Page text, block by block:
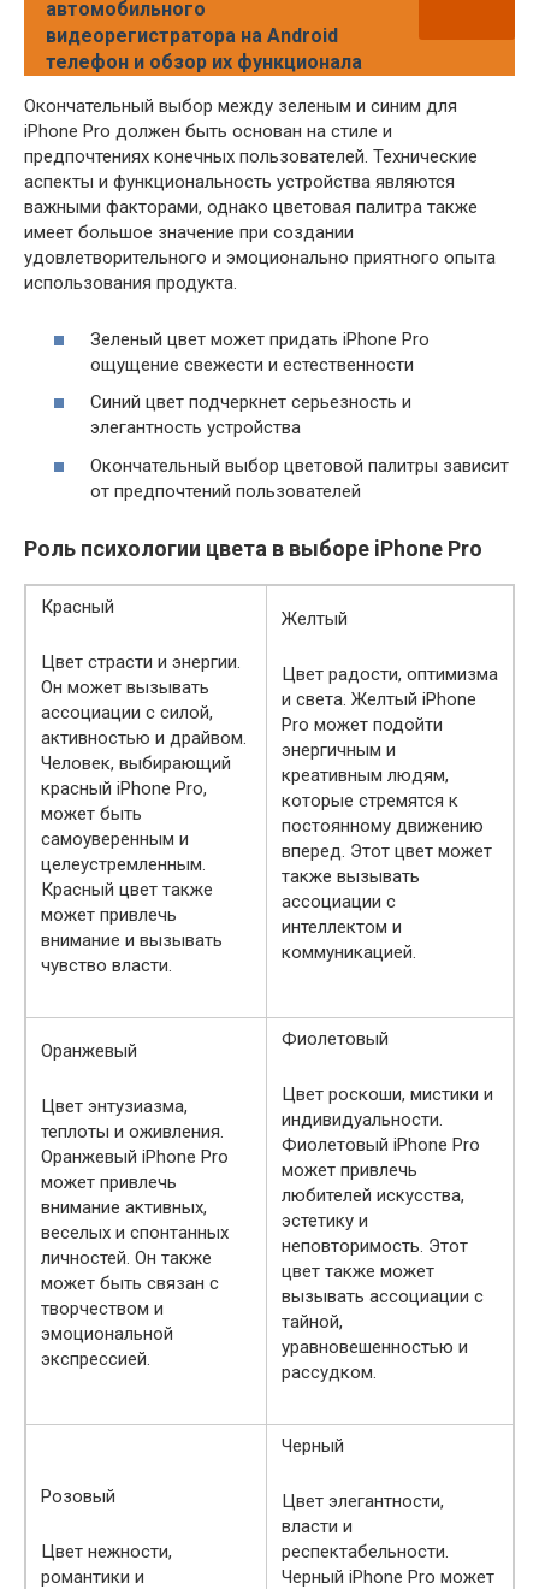
автомобильного
видеорегистратора на Android
телефон и обзор их функционала
Окончательный выбор между зеленым и синим для
iPhone Pro должен быть основан на стиле и
предпочтениях конечных пользователей. Технические
аспекты и функциональность устройства являются
важными факторами, однако цветовая палитра также
имеет большое значение при создании
удовлетворительного и эмоционально приятного опыта
использования продукта.
Зеленый цвет может придать iPhone Pro
ощущение свежести и естественности
Синий цвет подчеркнет серьезность и
элегантность устройства
Окончательный выбор цветовой палитры зависит
от предпочтений пользователей
Роль психологии цвета в выборе iPhone Pro
Красный
Цвет страсти и энергии.
Он может вызывать
ассоциации с силой,
активностью и драйвом.
Человек, выбирающий
красный iPhone Pro,
может быть
самоуверенным и
целеустремленным.
Красный цвет также
может привлечь
внимание и вызывать
чувство власти.
Желтый
Цвет радости, оптимизма
и света. Желтый iPhone
Pro может подойти
энергичным и
креативным людям,
которые стремятся к
постоянному движению
вперед. Этот цвет может
также вызывать
ассоциации с
интеллектом и
коммуникацией.
Оранжевый
Цвет энтузиазма,
теплоты и оживления.
Оранжевый iPhone Pro
может привлечь
внимание активных,
веселых и спонтанных
личностей. Он также
может быть связан с
творчеством и
эмоциональной
экспрессией.
Фиолетовый
Цвет роскоши, мистики и
индивидуальности.
Фиолетовый iPhone Pro
может привлечь
любителей искусства,
эстетику и
неповторимость. Этот
цвет также может
вызывать ассоциации с
тайной,
уравновешенностью и
рассудком.
Розовый
Цвет нежности,
романтики и
Черный
Цвет элегантности,
власти и
респектабельности.
Черный iPhone Pro может